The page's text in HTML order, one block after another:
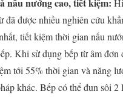
nấu nướng cao, tiết kiệm:
đã được nhiều nghiên cứu
tiết kiệm thời gian nấu
Khi sử dụng bếp từ âm đơn
tới 55% thời gian và năng
khác. Bếp có thể đun sôi 2